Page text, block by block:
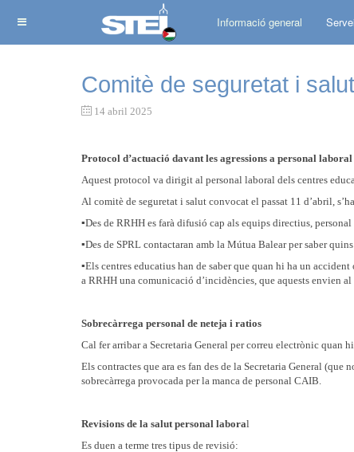
Informació general
Comitè de seguretat i
14 abril 2025
Protocol d’actuació davant les agressions a personal laboral
Aquest protocol va dirigit al personal laboral dels centres
Al comitè de seguretat i salut convocat el passat 11 d’abril,
▪️Des de RRHH es farà difusió cap als equips directius,
▪️Des de SPRL contactaran amb la Mútua Balear per saber
▪️Els centres educatius han de saber que quan hi ha un
a RRHH una comunicació d’incidències, que aquests envien
Sobrecàrrega personal de neteja i ratios
Cal fer arribar a Secretaria General per correu electrònic quan
Els contractes que ara es fan des de la Secretaria General (que
sobrecàrrega provocada per la manca de personal CAIB.
Revisions de la salut personal laboral
Es duen a terme tres tipus de revisió: